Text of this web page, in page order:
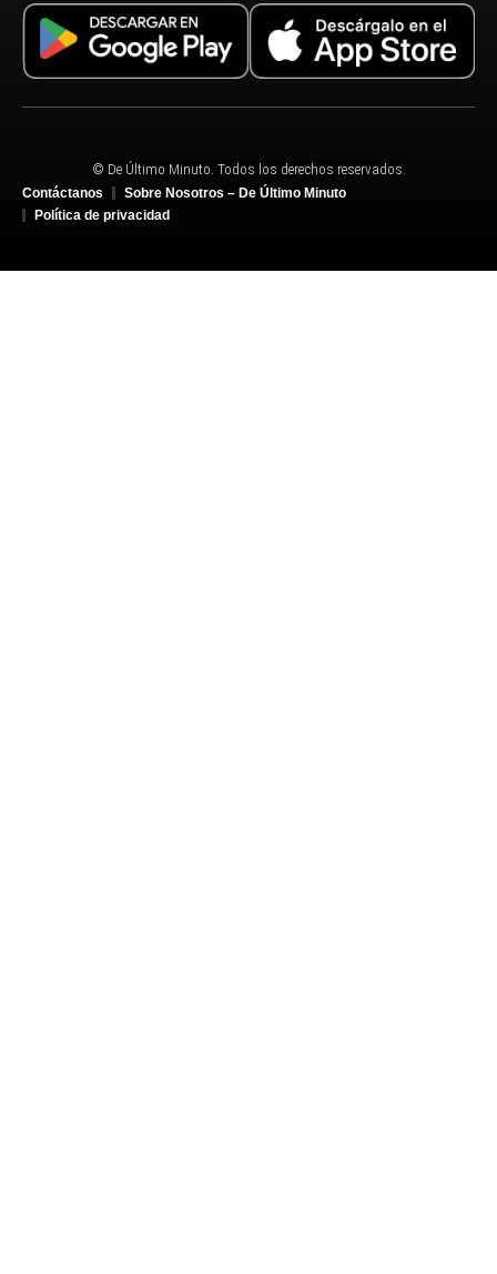
© De Último Minuto. Todos los derechos reservados.
Contáctanos
Sobre Nosotros – De Último Minuto
Política de privacidad